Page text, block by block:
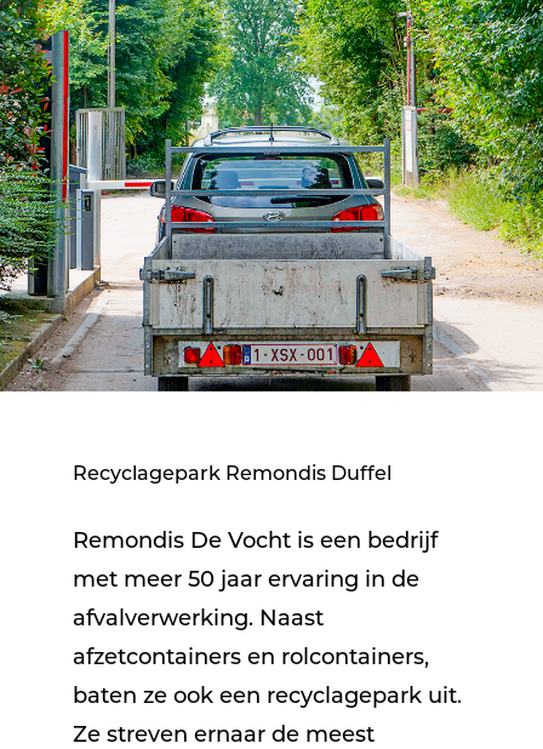
Recyclagepark Remondis Duffel
Remondis De Vocht is een bedrijf
met meer 50 jaar ervaring in de
afvalverwerking. Naast
afzetcontainers en rolcontainers,
baten ze ook een recyclagepark uit.
Ze streven ernaar de meest